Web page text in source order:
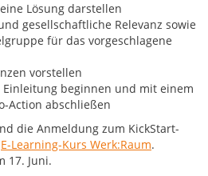
Lösung darstellen
gesellschaftliche Relevanz sowie
für das vorgeschlagene
vorstellen
beginnen und mit einem
Action abschließen
die Anmeldung zum KickStart-
E-Learning-Kurs Werk:Raum.
17. Juni.